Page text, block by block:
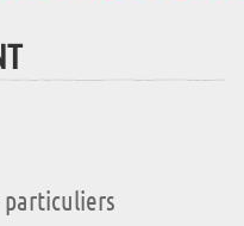
particuliers